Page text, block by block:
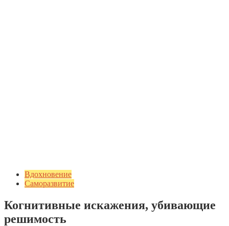
Вдохновение
Саморазвитие
Когнитивные искажения, убивающие
решимость